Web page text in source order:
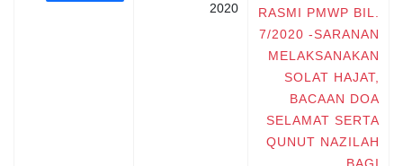
RASMI PMWP BIL.
7/2020 -SARANAN
MELAKSANAKAN
SOLAT HAJAT,
BACAAN DOA
SELAMAT SERTA
QUNUT NAZILAH
2020